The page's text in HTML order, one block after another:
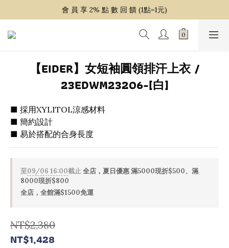
~ 單 筆 消 費 滿 $ 1 5 0 0 免 運 費 ~
會 員 享 2% 點 數 回 饋 (1點=1元)
~ 單 筆 消 費 滿 $ 1 5 0 0 免 運 費 ~
【EIDER】女短袖圓領排汗上衣 /
23EDWM23206-[白]
■ 採用XYLITOL涼感材料
■ 簡約設計
■ 易於搭配的合身長度
至09/06 16:00截止全店，夏日優惠 滿5000現折$500、滿
8000現折$800
全店，全館滿$1500免運
NT$2,380
NT$1,428